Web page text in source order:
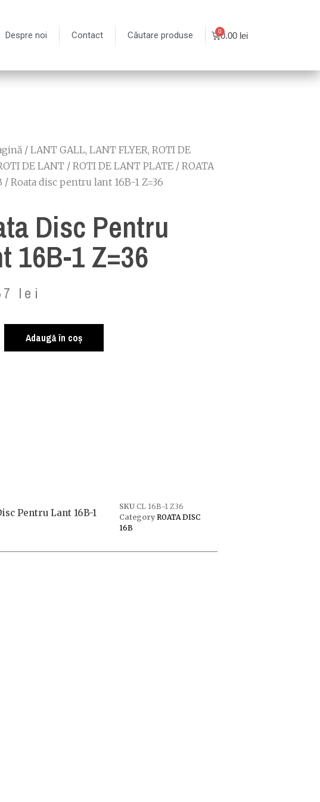
Despre noi Contact Căutare produse 0.00 lei
/ LANT GALL, LANT FLYER, ROTI DE
DE LANT / ROTI DE LANT PLATE / ROATA
/ Roata disc pentru lant 16B-1 Z=36
Disc Pentru
16B-1 Z=36
lei
Adaugă în coș
Pentru Lant 16B-1
SKU CL 16B-1 Z36
Category ROATA DISC
16B